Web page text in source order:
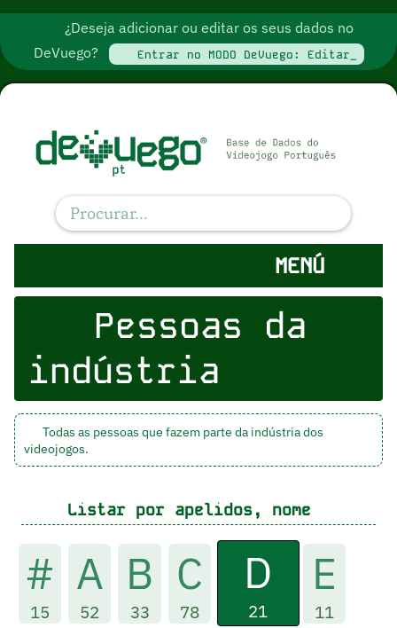
¿Deseja adicionar ou editar os seus dados no
DeVuego?
Entrar no MODO DeVuego: Editar_
MENÚ
Pessoas da
indústria
Todas as pessoas que fazem parte da indústria dos
videojogos.
Listar por apelidos, nome
#
15
A
52
B
33
C
78
D
21
E
11